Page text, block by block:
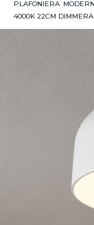
PLAFONIERA
4000K 22CM